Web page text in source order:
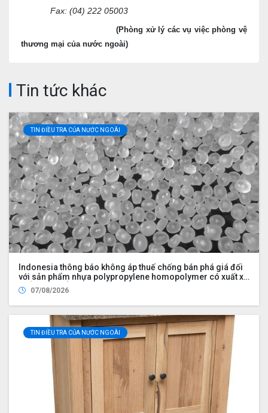
Fax: (04) 222 05003
(Phòng xử lý các vụ việc phòng vệ
thương mại của nước ngoài)
Tin tức khác
TIN ĐIỀU TRA CỦA NƯỚC NGOÀI
Indonesia thông báo không áp thuế chống bán phá giá đối
với sản phẩm nhựa polypropylene homopolymer có xuất xứ
từ Ả Rập Xê Út, Malaysia, Trung Quốc, Philippines, Hàn
Quốc, Singapore, Thái Lan và Việt Nam
07/08/2026
TIN ĐIỀU TRA CỦA NƯỚC NGOÀI